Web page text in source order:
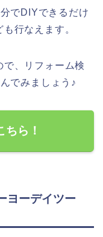
でDIYできるだけ
行なえます。
、リフォーム検
でみましょう♪
ちら！
ヨーデイツー